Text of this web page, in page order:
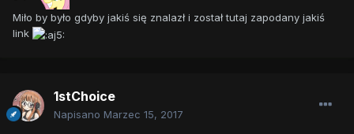
Miło by było gdyby jakiś się znalazł i został tutaj zapodany jakiś
link
1stChoice
Napisano Marzec 15, 2017